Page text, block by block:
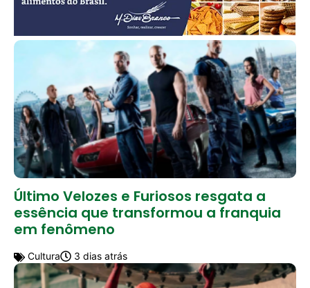
Último Velozes e Furiosos resgata a
essência que transformou a franquia
em fenômeno
Cultura 3 dias atrás